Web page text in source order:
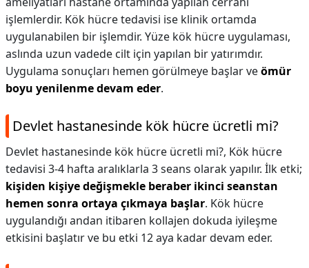
işlemlerdir. Kök hücre tedavisi ise klinik ortamda
uygulanabilen bir işlemdir. Yüze kök hücre uygulaması,
aslında uzun vadede cilt için yapılan bir yatırımdır.
Uygulama sonuçları hemen görülmeye başlar veömür
boyu yenilenme devam eder.
Devlet hastanesinde kök hücre ücretli mi?
Devlet hastanesinde kök hücre ücretli mi?, Kök hücre
tedavisi 3-4 hafta aralıklarla 3 seans olarak yapılır. İlk etki;
kişiden kişiye değişmekle beraber ikinci seanstan
hemen sonra ortaya çıkmaya başlar. Kök hücre
uygulandığı andan itibaren kollajen dokuda iyileşme
etkisini başlatır ve bu etki 12 aya kadar devam eder.